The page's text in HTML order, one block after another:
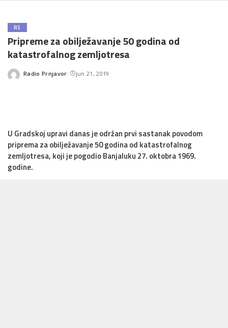
RS
Pripreme za obilježavanje 50 godina od
katastrofalnog zemljotresa
Posted
Radio Prnjavor jun 21, 2019
U Gradskoj upravi danas je održan prvi sastanak povodom
priprema za obilježavanje 50 godina od katastrofalnog
zemljotresa, koji je pogodio Banjaluku 27. oktobra 1969.
godine.